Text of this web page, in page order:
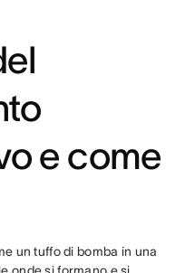
e come
un tuffo di bomba in una